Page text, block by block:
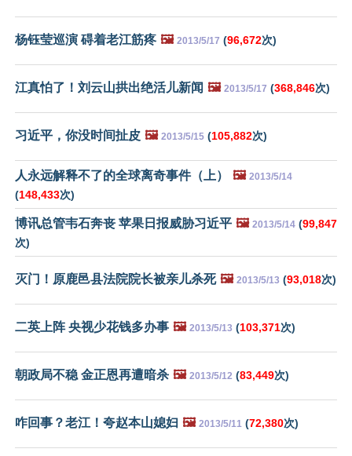
杨钰莹巡演 碍着老江筋疼 🖼️ 2013/5/17 (96,672次)
江真怕了！刘云山拱出绝活儿新闻 🖼️ 2013/5/17 (368,846次)
习近平，你没时间扯皮 🖼️ 2013/5/15 (105,882次)
人永远解释不了的全球离奇事件（上） 🖼️ 2013/5/14
(148,433次)
博讯总管韦石奔丧 苹果日报威胁习近平 🖼️ 2013/5/14 (99,847
次)
灭门！原鹿邑县法院院长被亲儿杀死 🖼️ 2013/5/13 (93,018次)
二英上阵 央视少花钱多办事 🖼️ 2013/5/13 (103,371次)
朝政局不稳 金正恩再遭暗杀 🖼️ 2013/5/12 (83,449次)
咋回事？老江！夸赵本山媳妇 🖼️ 2013/5/11 (72,380次)